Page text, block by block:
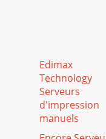
Edimax
Technology
Serveurs
d'impression
manuels